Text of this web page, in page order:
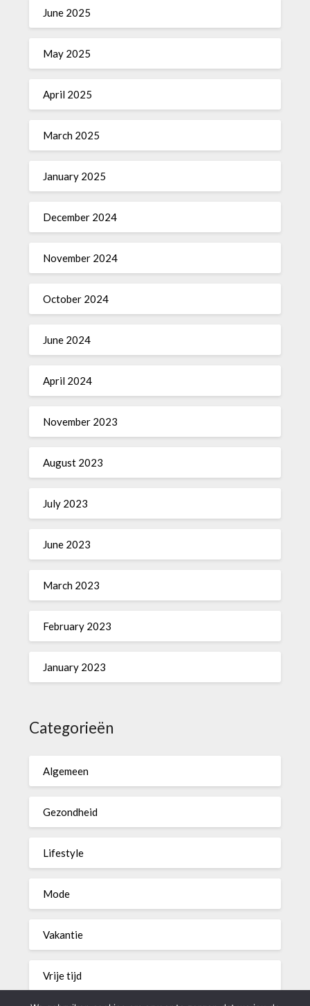
June 2025
May 2025
April 2025
March 2025
January 2025
December 2024
November 2024
October 2024
June 2024
April 2024
November 2023
August 2023
July 2023
June 2023
March 2023
February 2023
January 2023
Categorieën
Algemeen
Gezondheid
Lifestyle
Mode
Vakantie
Vrije tijd